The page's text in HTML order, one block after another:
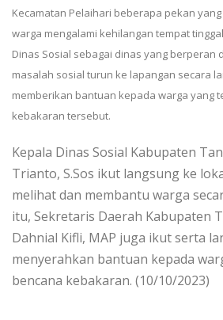
Kecamatan Pelaihari beberapa pekan
warga mengalami kehilangan tempat
Dinas Sosial sebagai dinas yang berperan
masalah sosial turun ke lapangan secara
memberikan bantuan kepada warga yang
kebakaran tersebut.
Kepala Dinas Sosial Kabupaten
Trianto, S.Sos ikut langsung ke
melihat dan membantu warga
itu, Sekretaris Daerah Kabupaten
Dahnial Kifli, MAP juga ikut serta
menyerahkan bantuan kepada
bencana kebakaran. (10/10/2023)